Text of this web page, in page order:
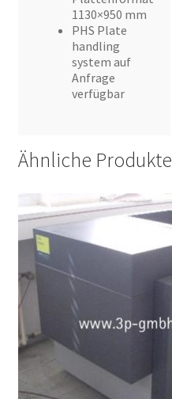
1130×950 mm
PHS Plate
handling
system auf
Anfrage
verfügbar
Ähnliche Produkte